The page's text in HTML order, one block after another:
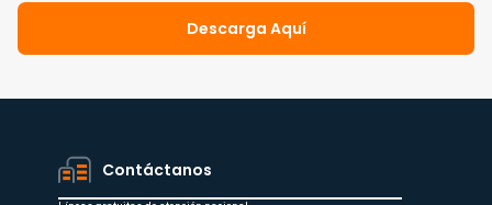
Descarga Aquí
Contáctanos